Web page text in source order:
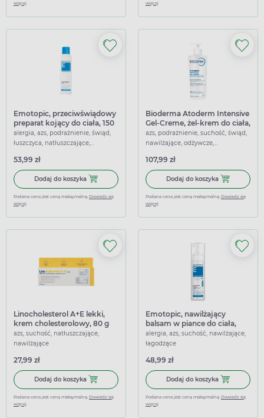
więcej
więcej
Emotopic, przeciwświądowy
preparat kojący do ciała, 150
ml
alergia, azs, podrażnienie, świąd,
łuszczyca, natłuszczające,
łagodzące
53,99 zł
Dodaj do koszyka Dodaj do koszyka Emotopic, przeciwświądowy preparat
Podana cena jest ceną maksymalną. Dowiedz się
więcej
Bioderma Atoderm Intensive
Gel-Creme, żel-krem do ciała,
500 ml
azs, podrażnienie, suchość, świąd,
nawilżające, odżywcze,
łagodzące
107,99 zł
Dodaj do koszyka Dodaj do
Podana cena jest ceną maksymalną. Dowiedz się
więcej
Linocholesterol A+E lekki,
krem cholesterolowy, 80 g
azs, suchość, natłuszczające,
nawilżające
27,99 zł
Dodaj do koszyka Dodaj do koszyka Linocholesterol A+E lekki, krem
Podana cena jest ceną maksymalną. Dowiedz się
więcej
Emotopic, nawilżający
balsam w piance do ciała,
200 ml
alergia, azs, suchość, nawilżające,
łagodzące
48,99 zł
Dodaj do koszyka Dodaj do
Podana cena jest ceną maksymalną. Dowiedz się
więcej